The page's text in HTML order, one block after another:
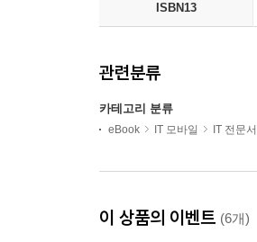
ISBN13
관련분류
카테고리 분류
eBook IT 모바일 IT 전문서
이 상품의 이벤트 (6개)